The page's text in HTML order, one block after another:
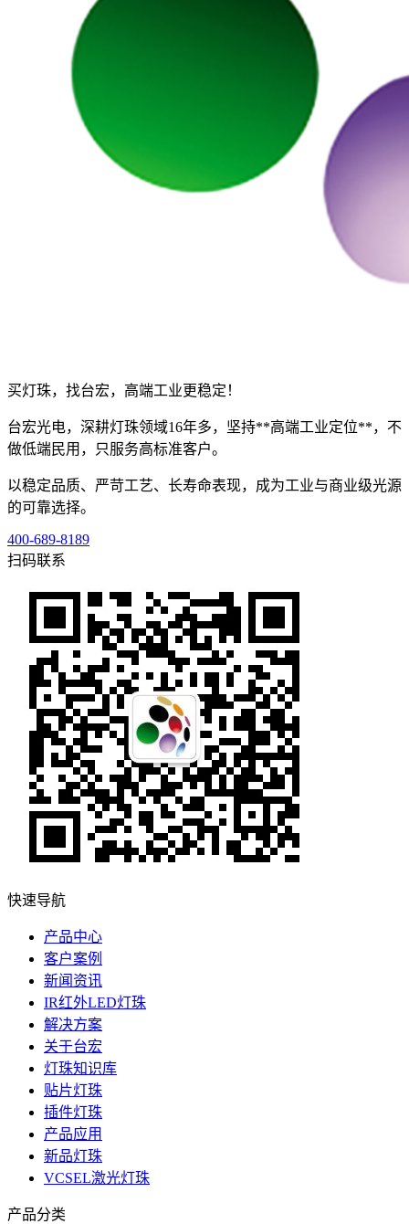
买灯珠，找台宏，高端工业更稳定！
台宏光电，深耕灯珠领域16年多，坚持**高端工业定位**，不
做低端民用，只服务高标准客户。
以稳定品质、严苛工艺、长寿命表现，成为工业与商业级光源
的可靠选择。
400-689-8189
扫码联系
快速导航
产品中心
客户案例
新闻资讯
IR红外LED灯珠
解决方案
关于台宏
灯珠知识库
贴片灯珠
插件灯珠
产品应用
新品灯珠
VCSEL激光灯珠
产品分类